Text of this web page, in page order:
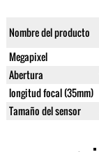
Nombre del producto
Megapixel
Abertura
longitud focal (35mm)
Tamaño del sensor